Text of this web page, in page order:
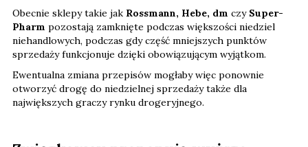
Obecnie sklepy takie jak Rossmann, Hebe, dm czy Super-
Pharm pozostają zamknięte podczas większości niedziel
niehandlowych, podczas gdy część mniejszych punktów
sprzedaży funkcjonuje dzięki obowiązującym wyjątkom.
Ewentualna zmiana przepisów mogłaby więc ponownie
otworzyć drogę do niedzielnej sprzedaży także dla
największych graczy rynku drogeryjnego.